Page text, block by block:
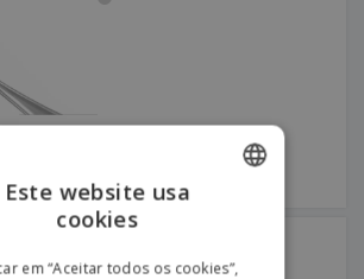
Este website usa
cookies
em “Aceitar todos os cookies”,